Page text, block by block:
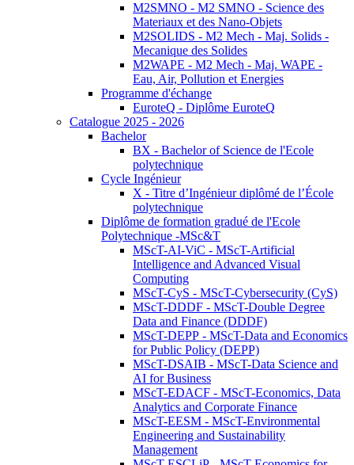
M2SMNO - M2 SMNO - Science des
Materiaux et des Nano-Objets
M2SOLIDS - M2 Mech - Maj. Solids -
Mecanique des Solides
M2WAPE - M2 Mech - Maj. WAPE -
Eau, Air, Pollution et Energies
Programme d'échange
EuroteQ - Diplôme EuroteQ
Catalogue 2025 - 2026
Bachelor
BX - Bachelor of Science de l'Ecole
polytechnique
Cycle Ingénieur
X - Titre d’Ingénieur diplômé de l’École
polytechnique
Diplôme de formation gradué de l'Ecole
Polytechnique -MSc&T
MScT-AI-ViC - MScT-Artificial
Intelligence and Advanced Visual
Computing
MScT-CyS - MScT-Cybersecurity (CyS)
MScT-DDDF - MScT-Double Degree
Data and Finance (DDDF)
MScT-DEPP - MScT-Data and Economics
for Public Policy (DEPP)
MScT-DSAIB - MScT-Data Science and
AI for Business
MScT-EDACF - MScT-Economics, Data
Analytics and Corporate Finance
MScT-EESM - MScT-Environmental
Engineering and Sustainability
Management